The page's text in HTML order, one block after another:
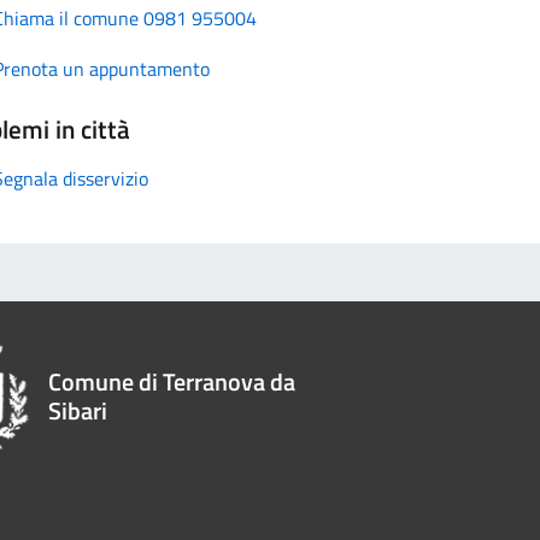
il comune 0981 955004
un appuntamento
in città
disservizio
Comune di Terranova da
Sibari